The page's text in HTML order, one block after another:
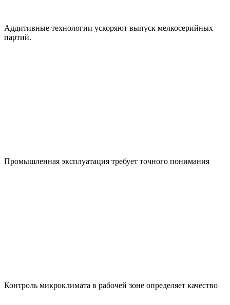
Аддитивные технологии ускоряют выпуск мелкосерийных
партий.
Промышленная эксплуатация требует точного понимания
Контроль микроклимата в рабочей зоне определяет качество